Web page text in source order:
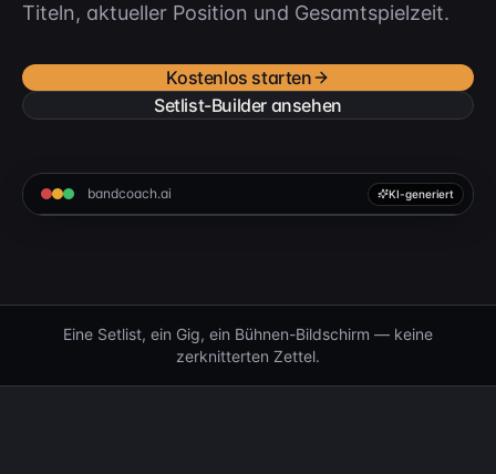
Titeln, aktueller Position und Gesamtspielzeit.
Kostenlos starten
Setlist-Builder ansehen
bandcoach.ai KI-generiert
Eine Setlist, ein Gig, ein Bühnen-Bildschirm — keine
zerknitterten Zettel.